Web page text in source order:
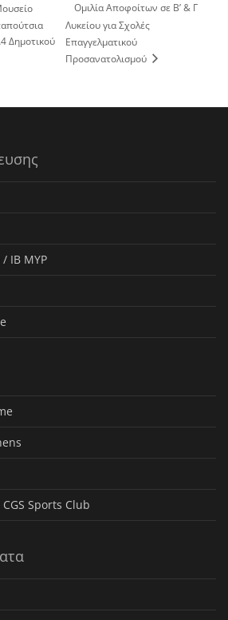
Δημοτικού
Ομιλία Αποφοίτων σε Β’ & Γ
Λυκείου για Σχολές
Επαγγελματικού
Προσανατολισμού
/ IB MYP
Sports Club